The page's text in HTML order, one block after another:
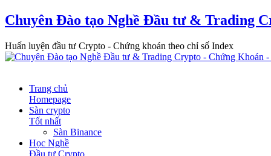
Chuyên Đào tạo Nghề Đầu tư & Trading
Huấn luyện đầu tư Crypto - Chứng khoán theo chỉ số Index
Trang chủ
Homepage
Sàn crypto
Tốt nhất
Sàn Binance
Học Nghề
Đầu tư Crypto